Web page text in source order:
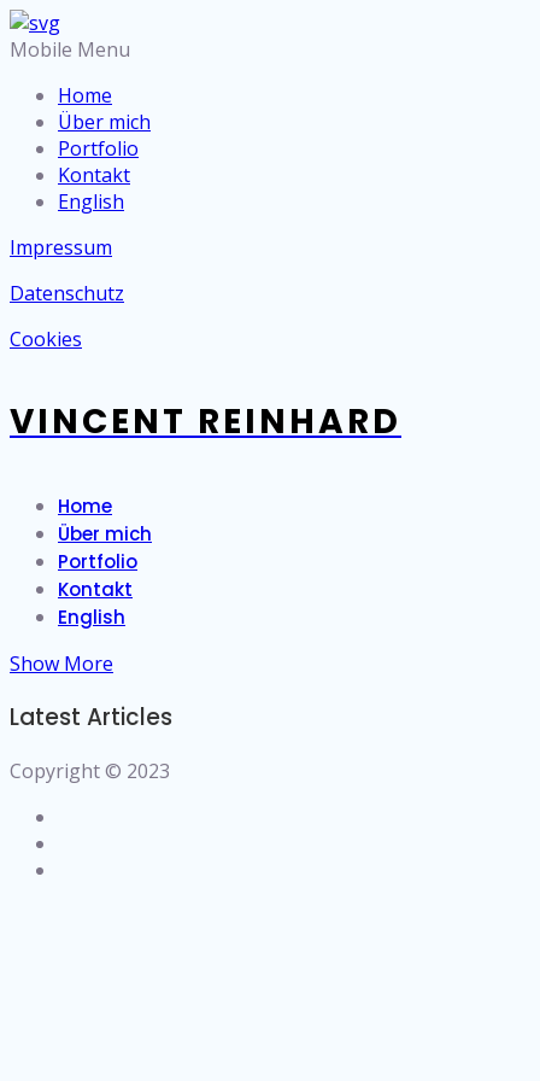
Mobile Menu
Home
Über mich
Portfolio
Kontakt
English
Impressum
Datenschutz
Cookies
VINCENT REINHARD
Home
Über mich
Portfolio
Kontakt
English
Show More
Latest Articles
Copyright © 2023